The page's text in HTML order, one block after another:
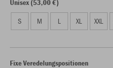
Unisex (53,00 €)
S M L XL XXL
Fixe Veredelungspositionen